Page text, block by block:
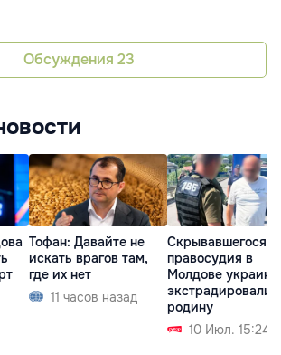
Обсуждения 23
Тофан: Давайте не
искать врагов там,
где их нет
11 часов назад
Скрывавшегося
правосудия в
Молдове
экстрадировали
родину
10 Июл. 15:24